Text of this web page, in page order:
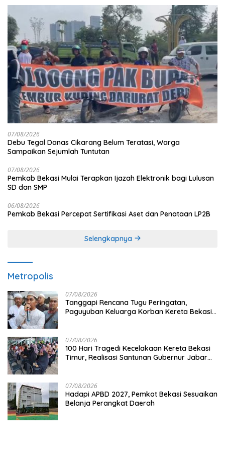
07/08/2026
Debu Tegal Danas Cikarang Belum Teratasi, Warga
Sampaikan Sejumlah Tuntutan
07/08/2026
Pemkab Bekasi Mulai Terapkan Ijazah Elektronik bagi Lulusan
SD dan SMP
06/08/2026
Pemkab Bekasi Percepat Sertifikasi Aset dan Penataan LP2B
Selengkapnya
Metropolis
07/08/2026
Tanggapi Rencana Tugu Peringatan,
Paguyuban Keluarga Korban Kereta Bekasi
07/08/2026
100 Hari Tragedi Kecelakaan Kereta Bekasi
Timur, Realisasi Santunan Gubernur Jabar
07/08/2026
Hadapi APBD 2027, Pemkot Bekasi Sesuaikan
Belanja Perangkat Daerah